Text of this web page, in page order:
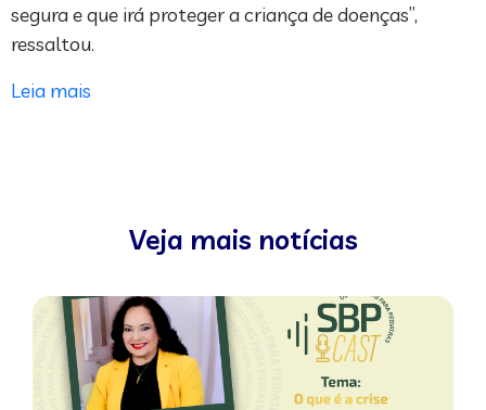
segura e que irá proteger a criança de doenças”,
ressaltou.
Leia mais
Veja mais notícias